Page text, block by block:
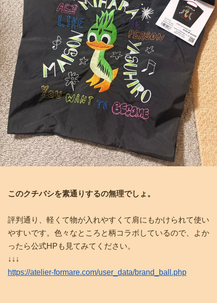
このクチバシを素通りするの無理でしょ。
評判通り、軽くて物が入れやすくて肩にもかけられて使い
やすいです。色々なところと柄コラボしているので、よか
ったら公式HPも見てみてください。
↓↓↓
https://atelier-formare.com/user_data/brand_ball.php